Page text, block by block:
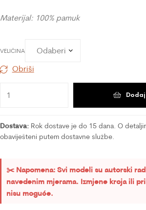
Materijal: 100% pamuk
VELIČINA
Obriši
Dostava: Rok dostave je do 15 dana. O
obaviješteni putem dostavne službe.
✂️ Napomena: Svi modeli su autorski
navedenim mjerama. Izmjene kroja ili
nisu moguće.